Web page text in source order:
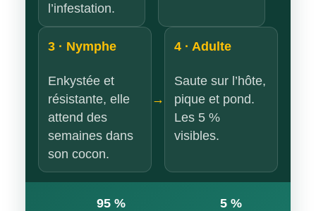
l’infestation.
3 · Nymphe
Enkystée et
résistante, elle
attend des
semaines dans
son cocon.
→
4 · Adulte
Saute sur l’hôte,
pique et pond.
Les 5 %
visibles.
95 % 5 %